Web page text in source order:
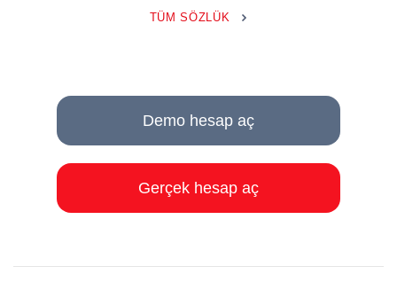
TÜM SÖZLÜK
Demo hesap aç
Gerçek hesap aç